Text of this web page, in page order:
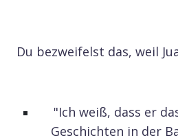
Du bezweifelst das, weil
"Ich weiß, dass er
Geschichten in der